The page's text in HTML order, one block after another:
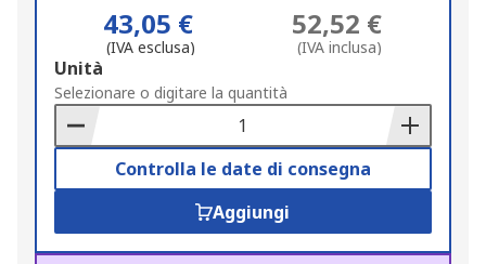
43,05 €
(IVA esclusa)
52,52 €
(IVA inclusa)
Add
to
Basket
Unità
Selezionare o digitare la quantità
Controlla le date di consegna
Aggiungi